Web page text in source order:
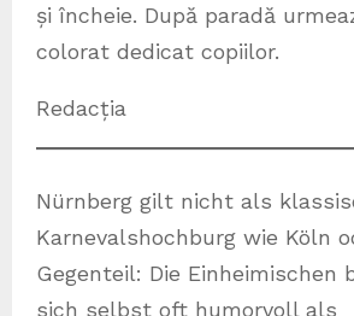
și încheie. După paradă
colorat dedicat copiilor.
Redacția
Nürnberg gilt nicht als
Karnevalshochburg wie Köln
Gegenteil: Die Einheimischen
sich selbst oft humorvoll als